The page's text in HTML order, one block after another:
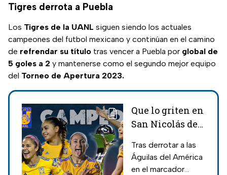
algunas semanas.
Tigres derrota a Puebla
Los Tigres de la UANL siguen siendo los actuales
campeones del futbol mexicano y continúan en el camino
de refrendar su título tras vencer a Puebla por global de
5 goles a 2 y mantenerse como el segundo mejor equipo
del Torneo de Apertura 2023.
Que lo griten en
San Nicolás de
amazonas de
Tigres son
Tras derrotar a las
Águilas del América
en el marcador